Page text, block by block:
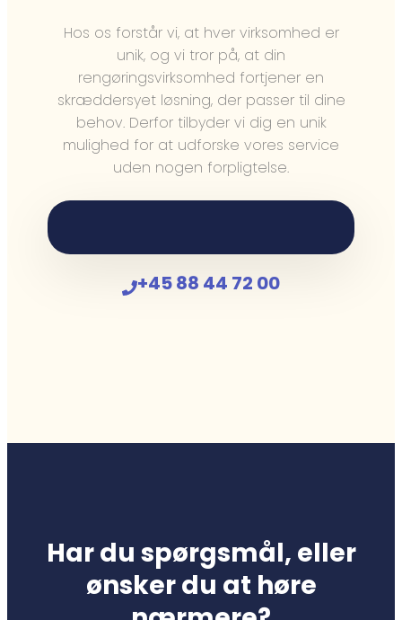
Hos os forstår vi, at hver virksomhed er
unik, og vi tror på, at din
rengøringsvirksomhed fortjener en
skræddersyet løsning, der passer til dine
behov. Derfor tilbyder vi dig en unik
mulighed for at udforske vores service
uden nogen forpligtelse.
+45 88 44 72 00
Har du spørgsmål, eller
ønsker du at høre